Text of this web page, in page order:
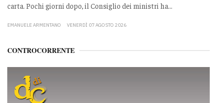
carta. Pochi giorni dopo, il Consiglio dei ministri ha...
EMANUELE ARMENTANO VENERDÌ 07 AGOSTO 2026
CONTROCORRENTE